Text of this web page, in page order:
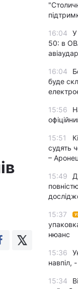
16:04
У
50: в
16:04
буде
15:56
15:51
судять
–
15:49
15:37
нюанс
15:36
навпіл,
15:34